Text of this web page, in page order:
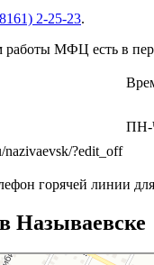
2-25-23.
работы МФЦ есть в
?edit_off
ПН-
горячей линии
Называевске